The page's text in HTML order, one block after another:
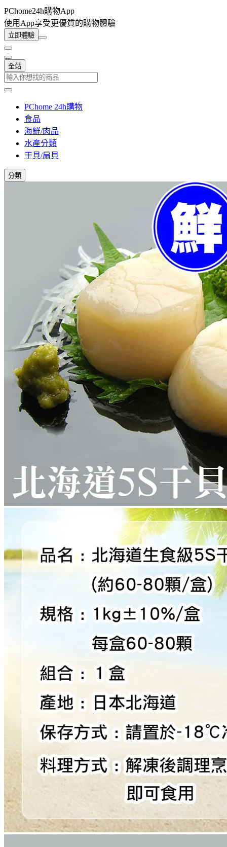
PChome24h購物App
使用App享受更優質的購物體驗
立即體驗
全站
PChome 24h購物
食品
海鮮/肉品
水產分類
干貝/扇貝
分類